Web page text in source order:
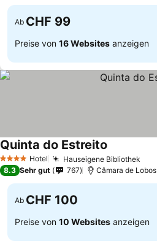
Ab CHF 99
Preise von 16 Websites anzeigen
4 Sterne Hotel Hauseigene Bibliothek
Quinta do Estreito
8.3 Sehr gut 767 Câmara de Lobos
Ab CHF 100
Preise von 10 Websites anzeigen